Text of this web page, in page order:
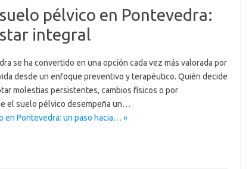
pélvico en Pontevedra:
integral
se ha convertido en una opción cada vez más valorada por
desde un enfoque preventivo y terapéutico. Quién decide
molestias persistentes, cambios físicos o por
el suelo pélvico desempeña un…
en Pontevedra: un paso hacia… »